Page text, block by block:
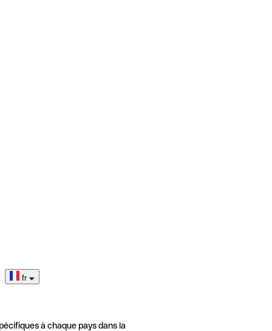
fr
à chaque pays dans la